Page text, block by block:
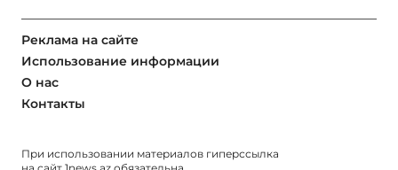
Реклама на сайте
Использование информации
О нас
Контакты
При использовании материалов гиперссылка